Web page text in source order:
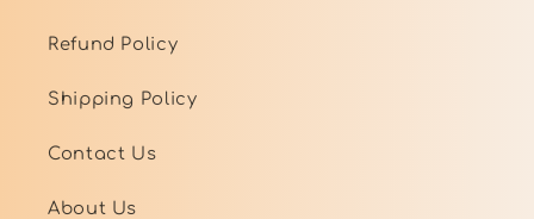
Refund Policy
Shipping Policy
Contact Us
About Us